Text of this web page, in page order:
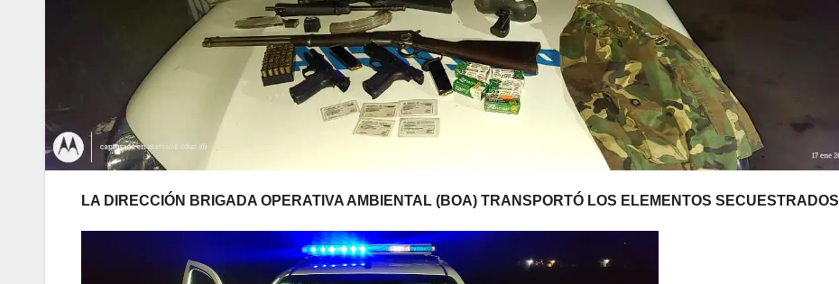
LA DIRECCIÓN BRIGADA OPERATIVA AMBIENTAL (BOA) TRANSPORTÓ LOS ELEMENTOS SECUESTRADOS